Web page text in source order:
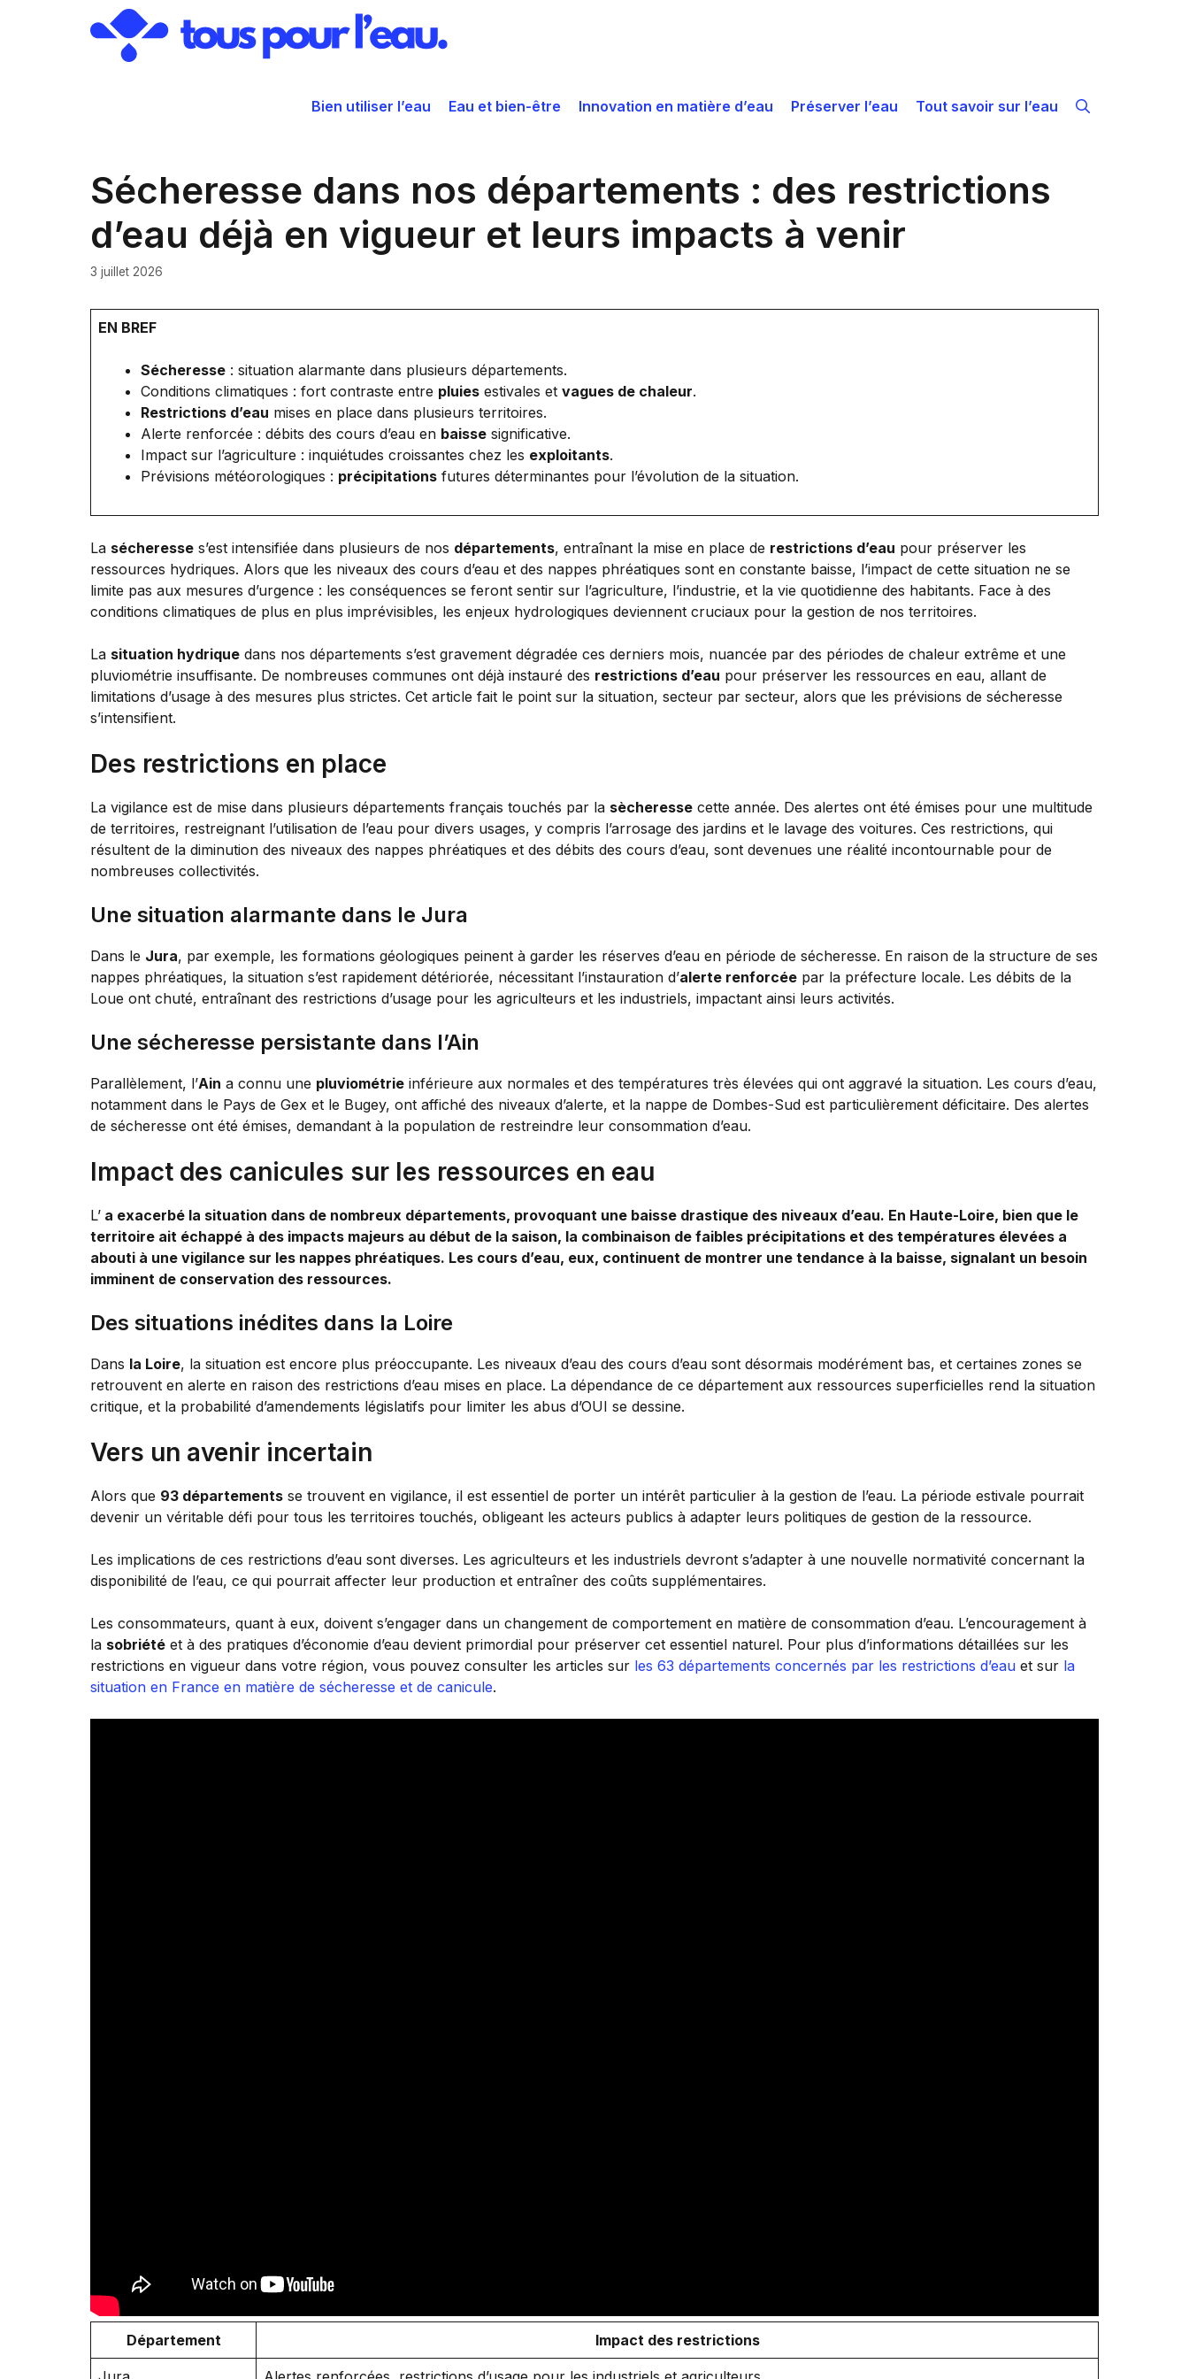
Bien utiliser l’eau Eau et bien-être Innovation en matière d’eau Préserver l’eau Tout savoir sur l’eau
Sécheresse dans nos départements : des restrictions
d’eau déjà en vigueur et leurs impacts à venir
3 juillet 2026
EN BREF
Sécheresse : situation alarmante dans plusieurs départements.
Conditions climatiques : fort contraste entre pluies estivales et vagues de chaleur.
Restrictions d’eau mises en place dans plusieurs territoires.
Alerte renforcée : débits des cours d’eau en baisse significative.
Impact sur l’agriculture : inquiétudes croissantes chez les exploitants.
Prévisions météorologiques : précipitations futures déterminantes pour l’évolution de la situation.
La sécheresse s’est intensifiée dans plusieurs de nos départements, entraînant la mise en place de restrictions d’eau pour préserver les
ressources hydriques. Alors que les niveaux des cours d’eau et des nappes phréatiques sont en constante baisse, l’impact de cette situation ne se
limite pas aux mesures d’urgence : les conséquences se feront sentir sur l’agriculture, l’industrie, et la vie quotidienne des habitants. Face à des
conditions climatiques de plus en plus imprévisibles, les enjeux hydrologiques deviennent cruciaux pour la gestion de nos territoires.
La situation hydrique dans nos départements s’est gravement dégradée ces derniers mois, nuancée par des périodes de chaleur extrême et une
pluviométrie insuffisante. De nombreuses communes ont déjà instauré des restrictions d’eau pour préserver les ressources en eau, allant de
limitations d’usage à des mesures plus strictes. Cet article fait le point sur la situation, secteur par secteur, alors que les prévisions de sécheresse
s’intensifient.
Des restrictions en place
La vigilance est de mise dans plusieurs départements français touchés par la sècheresse cette année. Des alertes ont été émises pour une multitude
de territoires, restreignant l’utilisation de l’eau pour divers usages, y compris l’arrosage des jardins et le lavage des voitures. Ces restrictions, qui
résultent de la diminution des niveaux des nappes phréatiques et des débits des cours d’eau, sont devenues une réalité incontournable pour de
nombreuses collectivités.
Une situation alarmante dans le Jura
Dans le Jura, par exemple, les formations géologiques peinent à garder les réserves d’eau en période de sécheresse. En raison de la structure de ses
nappes phréatiques, la situation s’est rapidement détériorée, nécessitant l’instauration d’alerte renforcée par la préfecture locale. Les débits de la
Loue ont chuté, entraînant des restrictions d’usage pour les agriculteurs et les industriels, impactant ainsi leurs activités.
Une sécheresse persistante dans l’Ain
Parallèlement, l’Ain a connu une pluviométrie inférieure aux normales et des températures très élevées qui ont aggravé la situation. Les cours d’eau,
notamment dans le Pays de Gex et le Bugey, ont affiché des niveaux d’alerte, et la nappe de Dombes-Sud est particulièrement déficitaire. Des alertes
de sécheresse ont été émises, demandant à la population de restreindre leur consommation d’eau.
Impact des canicules sur les ressources en eau
L’ a exacerbé la situation dans de nombreux départements, provoquant une baisse drastique des niveaux d’eau. En Haute-Loire, bien que le
territoire ait échappé à des impacts majeurs au début de la saison, la combinaison de faibles précipitations et des températures élevées a
abouti à une vigilance sur les nappes phréatiques. Les cours d’eau, eux, continuent de montrer une tendance à la baisse, signalant un besoin
imminent de conservation des ressources.
Des situations inédites dans la Loire
Dans la Loire, la situation est encore plus préoccupante. Les niveaux d’eau des cours d’eau sont désormais modérément bas, et certaines zones se
retrouvent en alerte en raison des restrictions d’eau mises en place. La dépendance de ce département aux ressources superficielles rend la situation
critique, et la probabilité d’amendements législatifs pour limiter les abus d’OUI se dessine.
Vers un avenir incertain
Alors que 93 départements se trouvent en vigilance, il est essentiel de porter un intérêt particulier à la gestion de l’eau. La période estivale pourrait
devenir un véritable défi pour tous les territoires touchés, obligeant les acteurs publics à adapter leurs politiques de gestion de la ressource.
Les implications de ces restrictions d’eau sont diverses. Les agriculteurs et les industriels devront s’adapter à une nouvelle normativité concernant la
disponibilité de l’eau, ce qui pourrait affecter leur production et entraîner des coûts supplémentaires.
Les consommateurs, quant à eux, doivent s’engager dans un changement de comportement en matière de consommation d’eau. L’encouragement à
la sobriété et à des pratiques d’économie d’eau devient primordial pour préserver cet essentiel naturel. Pour plus d’informations détaillées sur les
restrictions en vigueur dans votre région, vous pouvez consulter les articles sur les 63 départements concernés par les restrictions d’eau et sur la
situation en France en matière de sécheresse et de canicule.
Département Impact des restrictions